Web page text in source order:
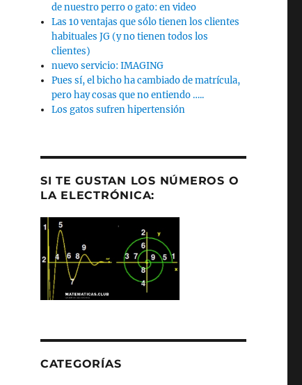
de nuestro perro o gato: en video
Las 10 ventajas que sólo tienen los clientes
habituales JG (y no tienen todos los
clientes)
nuevo servicio: IMAGING
Pues sí, el bicho ha cambiado de matrícula,
pero hay cosas que no entiendo …..
Los gatos sufren hipertensión
SI TE GUSTAN LOS NÚMEROS O
LA ELECTRÓNICA:
CATEGORÍAS